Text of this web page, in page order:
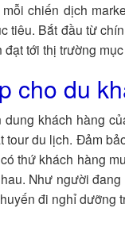
chiến dịch
tiêu. Bắt đầu từ
đạt tới thị trường
cho du
khách hàng
tour du lịch. Đảm
thứ khách hàng
Như người
đi nghỉ dưỡng